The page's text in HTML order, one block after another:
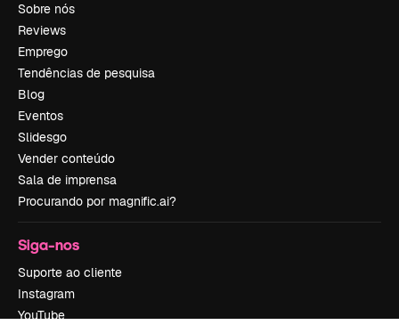
Sobre nós
Reviews
Emprego
Tendências de pesquisa
Blog
Eventos
Slidesgo
Vender conteúdo
Sala de imprensa
Procurando por magnific.ai?
Siga-nos
Suporte ao cliente
Instagram
YouTube